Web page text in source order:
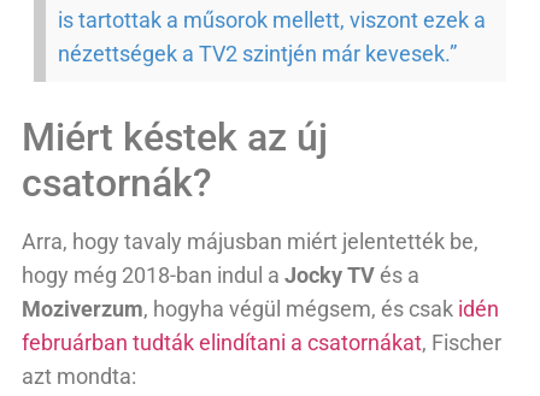
is tartottak a műsorok mellett, viszont ezek a
nézettségek a TV2 szintjén már kevesek.”
Miért késtek az új
csatornák?
Arra, hogy tavaly májusban miért jelentették be,
hogy még 2018-ban indul a Jocky TV és a
Moziverzum, hogyha végül mégsem, és csak idén
februárban tudták elindítani a csatornákat, Fischer
azt mondta: